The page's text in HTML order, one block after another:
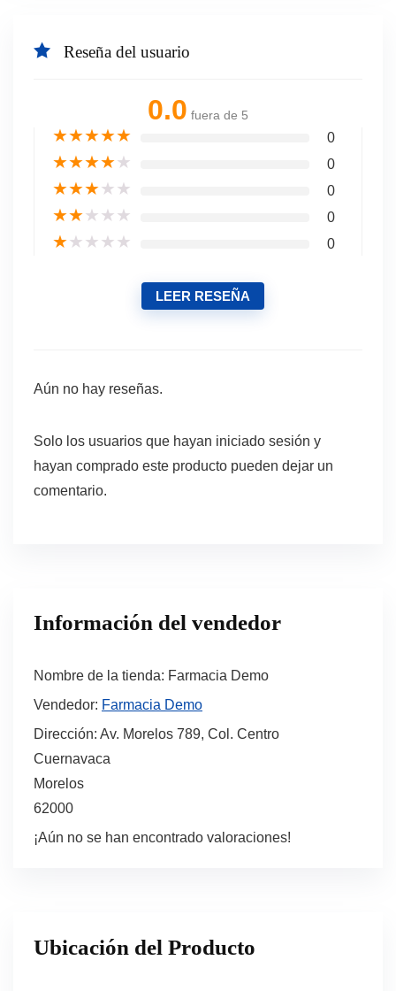
Reseña del usuario
0.0 fuera de 5
★★★★★ 0
★★★★★ 0
★★★★★ 0
★★★★★ 0
★★★★★ 0
LEER RESEÑA
Aún no hay reseñas.
Solo los usuarios que hayan iniciado sesión y
hayan comprado este producto pueden dejar un
comentario.
Información del vendedor
Nombre de la tienda: Farmacia Demo
Vendedor: Farmacia Demo
Dirección: Av. Morelos 789, Col. Centro
Cuernavaca
Morelos
62000
¡Aún no se han encontrado valoraciones!
Ubicación del Producto